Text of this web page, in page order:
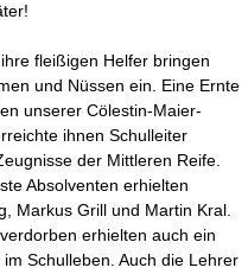
fleißigen Helfer bringen
und Nüssen ein. Eine Ernte
unserer Cölestin-Maier-
ihnen Schulleiter
der Mittleren Reife.
Absolventen erhielten
Markus Grill und Martin Kral.
erhielten auch ein
Schulleben. Auch die Lehrer